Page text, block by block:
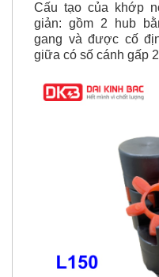
Cấu tạo của khớp
giản: gồm 2 hub
gang và được cố
giữa có số cánh gấp